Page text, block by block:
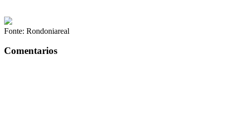
Fonte: Rondoniareal
Comentarios